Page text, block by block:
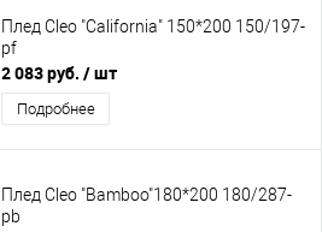
Плед Cleo "California" 150*200 150/197-
pf
2 083 руб. / шт
Подробнее
Плед Cleo "Bamboo"180*200 180/287-
pb